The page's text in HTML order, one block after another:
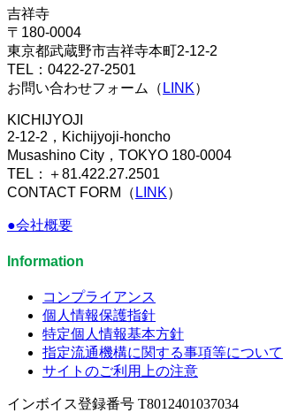
吉祥寺
〒180-0004
東京都武蔵野市吉祥寺本町2-12-2
TEL：0422-27-2501
お問い合わせフォーム（ LINK）
KICHIJYOJI
2-12-2，Kichijyoji-honcho
Musashino City，TOKYO 180-0004
TEL：＋81.422.27.2501
CONTACT FORM（ LINK）
●会社概要
Information
コンプライアンス
個人情報保護指針
特定個人情報基本方針
指定流通機構に関する事項等について
サイトのご利用上の注意
インボイス登録番号 T8012401037034